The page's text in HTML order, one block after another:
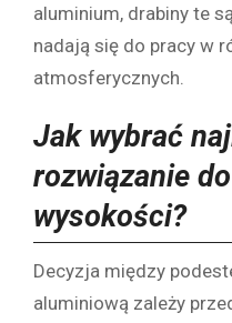
aluminium, drabiny te
nadają się do pracy w
atmosferycznych.
Jak wybrać
rozwiązanie
wysokości?
Decyzja między
aluminiową zależy